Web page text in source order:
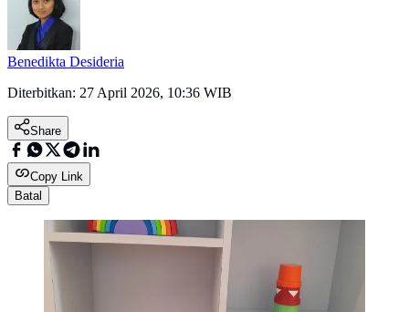
Benedikta Desideria
Diterbitkan: 27 April 2026, 10:36 WIB
Share
Copy Link
Batal